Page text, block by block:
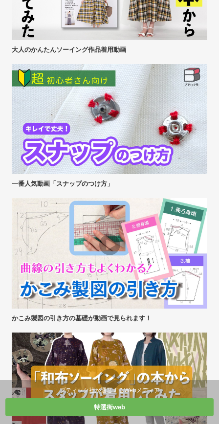
大人のかんたんソーイング作品着用動画
一番人気動画「スナップのつけ方」
かこみ製図の引き方の基礎が動画で見られます！
ブティック社が運営するWebメディア
特選街web